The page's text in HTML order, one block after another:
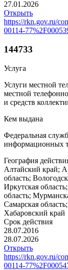
27.01.2026
Открыть
https://rkn.gov.ru/
00114-
144733
Услуга
Услуги местной
местной
и средств
Кем выдана
Федеральная
информационных
География
Алтайский край;
область;
Иркутская
область;
Самарская
Хабаровский край
Срок действия
28.07.2016
28.07.2026
Открыть
https://rkn.gov.ru/
00114-